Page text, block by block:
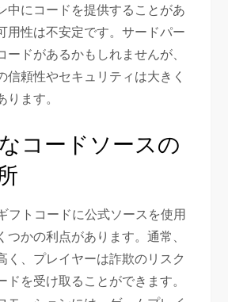
中にコードを提供することがあ
用性は不安定です。サードパー
ドがあるかもしれませんが、
信頼性やセキュリティは大きく
ます。
コードソースの
フトコードに公式ソースを使用
かの利点があります。通常、
く、プレイヤーは詐欺のリスク
を受け取ることができます。